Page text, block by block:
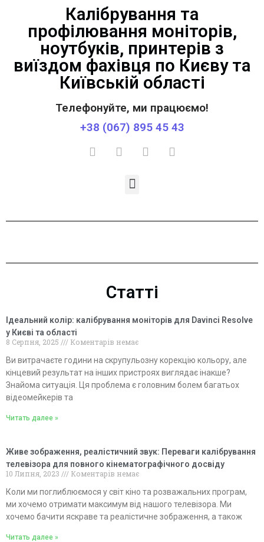
Калібрування та
профілювання моніторів,
ноутбуків, принтерів з
виїздом фахівця по Києву та
Київській області
Телефонуйте, ми працюємо!
+38 (067) 895 45 43
Статті
Ідеальний колір: калібрування моніторів для Davinci Resolve
у Києві та області
8 Серпня, 2025
Коментарів немає
Ви витрачаєте години на скрупульозну корекцію кольору, але
кінцевий результат на інших пристроях виглядає інакше?
Знайома ситуація. Ця проблема є головним болем багатьох
відеомейкерів та
Читать далее »
Живе зображення, реалістичний звук: Переваги калібрування
телевізора для повного кінематографічного досвіду
10 Липня, 2023
Коментарів немає
Коли ми поглиблюємося у світ кіно та розважальних програм,
ми хочемо отримати максимум від нашого телевізора. Ми
хочемо бачити яскраве та реалістичне зображення, а також
Читать далее »